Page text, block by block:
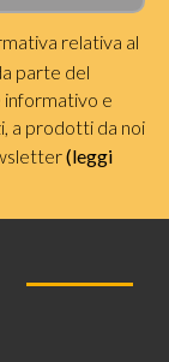
relativa al
parte del
e
a prodotti da noi
(leggi